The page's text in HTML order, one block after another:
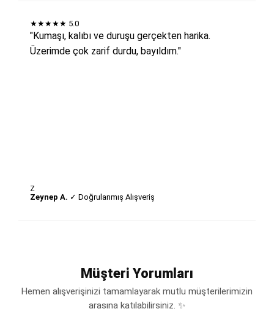
★★★★★ 5.0
"Kumaşı, kalıbı ve duruşu gerçekten harika.
Üzerimde çok zarif durdu, bayıldım."
Z
Zeynep A. ✓ Doğrulanmış Alışveriş
Müşteri Yorumları
Hemen alışverişinizi tamamlayarak mutlu müşterilerimizin
arasına katılabilirsiniz. ✨